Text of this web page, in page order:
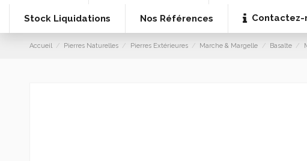
Stock Liquidations
Nos Références Contactez-
Accueil Pierres Naturelles Pierres Extérieures Marche & Margelle Basalte